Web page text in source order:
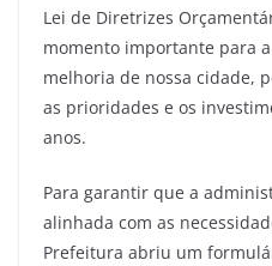
Lei de Diretrizes
momento importante para
melhoria de nossa cidade,
as prioridades e os
anos.
Para garantir que a
alinhada com as
Prefeitura abriu um